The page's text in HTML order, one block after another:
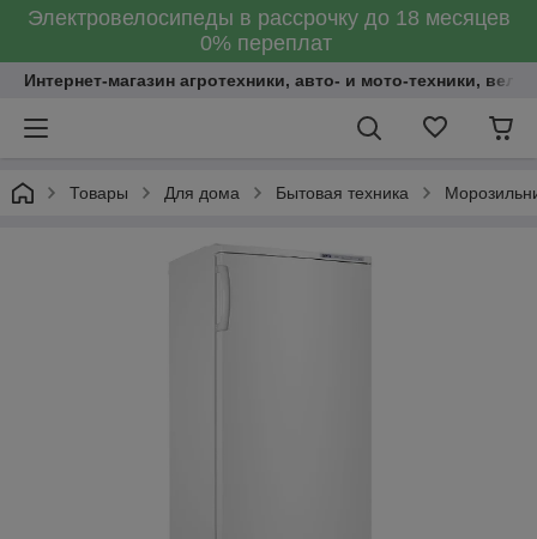
Электровелосипеды в рассрочку до 18 месяцев
0% переплат
Интернет-магазин агротехники, авто- и мото-техники,
Товары Для дома Бытовая техника